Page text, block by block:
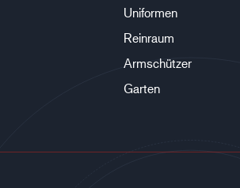
Uniformen
Reinraum
Armschützer
Garten